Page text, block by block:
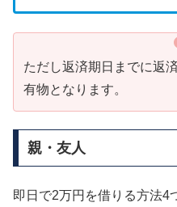
ただし返済期日までに返
有物となります。
親・友人
即日で2万円を借りる方法4